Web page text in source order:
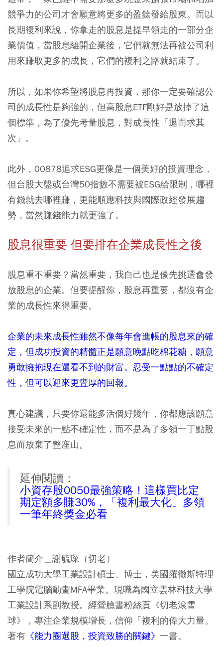
競爭力的公司才會願意將更多的盈餘發給股東。而以
長期複利來說，你拿走的股息是提早領走的一部分企
業價值，當股息離開企業後，它們就無法再被公司利
用來賺取更多的成長，它們的複利之路就結束了。
所以，如果你希望將股息再投資，那你一定要確認公
司的成長性是夠強的，但高股息ETF剛好是放掉了這
個標準，為了優先考量股息，對成長性「退而求其
次」。
此外，00878追求ESG更像是一個美好的投資理念，
但台股大盤或台灣50指數不需要被ESG給限制，哪裡
有錢就去哪裡賺，更能順應科技與國際政經發展趨
勢，當然賺錢能力就更強了。
股息很重要 但要排在企業成長性之後
股息重不重要？當然重要，我自己也是優先挑選會發
放股息的企業。但要提醒你，股息再重要，都沒有企
業的成長性來得重要。
企業的未來成長性雖然不像每年會進帳的股息來的確
定，但成功投資的精髓正是願意晚點吃棉花糖，願意
勇敢擁抱現在還看不到的財富。忍受一點點的不確定
性，但可以迎來更豐厚的回報。
真心建議，只要你還能多活個好幾年，你都應該願意
接受未來的一點不確定性，而不是為了多領一丁點股
息而放棄了整座山。
延伸閱讀：
小資存股0050最強策略！這樣買比定
期定額多賺30%，「複利最大化」多領
一筆年終獎金必看
作者簡介＿謝毓琛（切老）
國立成功大學工業設計碩士、博士，美國羅徹斯特理
工學院電腦動畫MFA畢業。現職為國立雲林科技大學
工業設計系副教授。經營臉書粉絲頁《切老滾雪
球》，專注企業規模增長，信仰「複利的偉大力量。
著有 《能力圈選股，投資致勝的關鍵》 一書。